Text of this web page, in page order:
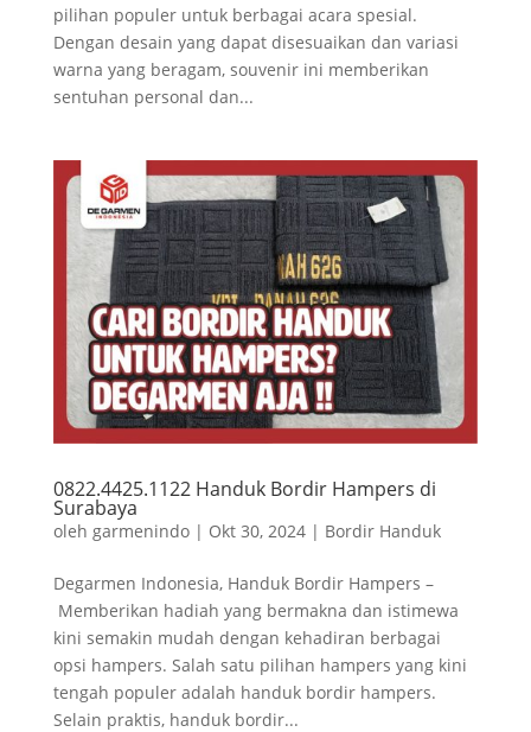
pilihan populer untuk berbagai acara spesial.
Dengan desain yang dapat disesuaikan dan variasi
warna yang beragam, souvenir ini memberikan
sentuhan personal dan...
0822.4425.1122 Handuk Bordir Hampers di
Surabaya
oleh garmenindo| Okt 30, 2024| Bordir Handuk
Degarmen Indonesia, Handuk Bordir Hampers –
Memberikan hadiah yang bermakna dan istimewa
kini semakin mudah dengan kehadiran berbagai
opsi hampers. Salah satu pilihan hampers yang kini
tengah populer adalah handuk bordir hampers.
Selain praktis, handuk bordir...